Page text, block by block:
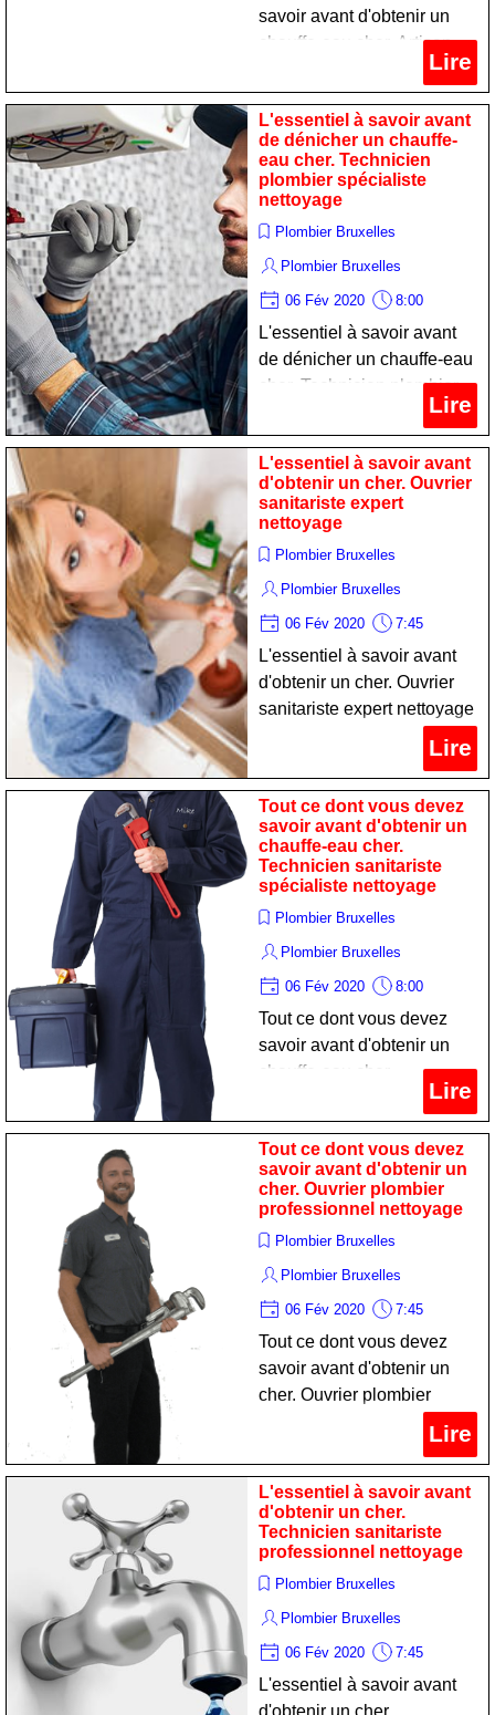
savoir avant d'obtenir un
chauffe-eau cher. Artisan
nettoyage
Lire
L'essentiel à savoir avant
de dénicher un chauffe-
eau cher. Technicien
plombier spécialiste
nettoyage
Plombier Bruxelles
Plombier Bruxelles
06 Fév 2020 8:00
L'essentiel à savoir avant
de dénicher un chauffe-eau
cher. Technicien plombier
Lire
L'essentiel à savoir avant
d'obtenir un cher. Ouvrier
sanitariste expert
nettoyage
Plombier Bruxelles
Plombier Bruxelles
06 Fév 2020 7:45
L'essentiel à savoir avant
d'obtenir un cher. Ouvrier
sanitariste expert nettoyage
Lire
Tout ce dont vous devez
savoir avant d'obtenir un
chauffe-eau cher.
Technicien sanitariste
spécialiste nettoyage
Plombier Bruxelles
Plombier Bruxelles
06 Fév 2020 8:00
Tout ce dont vous devez
savoir avant d'obtenir un
chauffe-eau cher.
spécialiste nettoyage
Lire
Tout ce dont vous devez
savoir avant d'obtenir un
cher. Ouvrier plombier
professionnel nettoyage
Plombier Bruxelles
Plombier Bruxelles
06 Fév 2020 7:45
Tout ce dont vous devez
savoir avant d'obtenir un
cher. Ouvrier plombier
professionnel nettoyageLire
L'essentiel à savoir avant
d'obtenir un cher.
Technicien sanitariste
professionnel nettoyage
Plombier Bruxelles
Plombier Bruxelles
06 Fév 2020 7:45
L'essentiel à savoir avant
d'obtenir un cher.